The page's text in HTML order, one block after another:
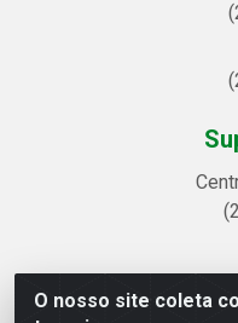
O nosso site coleta
Linhavix